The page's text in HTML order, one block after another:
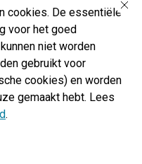
cookies. De essentiële
voor het goed
niet worden
gebruikt voor
cookies) en worden
gemaakt hebt. Lees
.